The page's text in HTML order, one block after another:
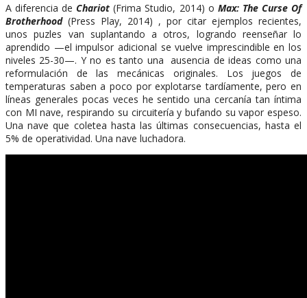
A diferencia deChariot(Frima Studio, 2014) o Max: The Curse Of
Brotherhood (Press Play, 2014) , por citar ejemplos recientes,
unos puzles van suplantando a otros, logrando reenseñar lo
aprendido —el impulsor adicional se vuelve imprescindible en los
niveles 25-30—. Y no es tanto una ausencia de ideas como una
reformulación de las mecánicas originales. Los juegos de
temperaturas saben a poco por explotarse tardíamente, pero en
líneas generales pocas veces he sentido una cercanía tan íntima
con MI nave, respirando su circuitería y bufando su vapor espeso.
Una nave que coletea hasta las últimas consecuencias, hasta el
5% de operatividad. Una nave luchadora.